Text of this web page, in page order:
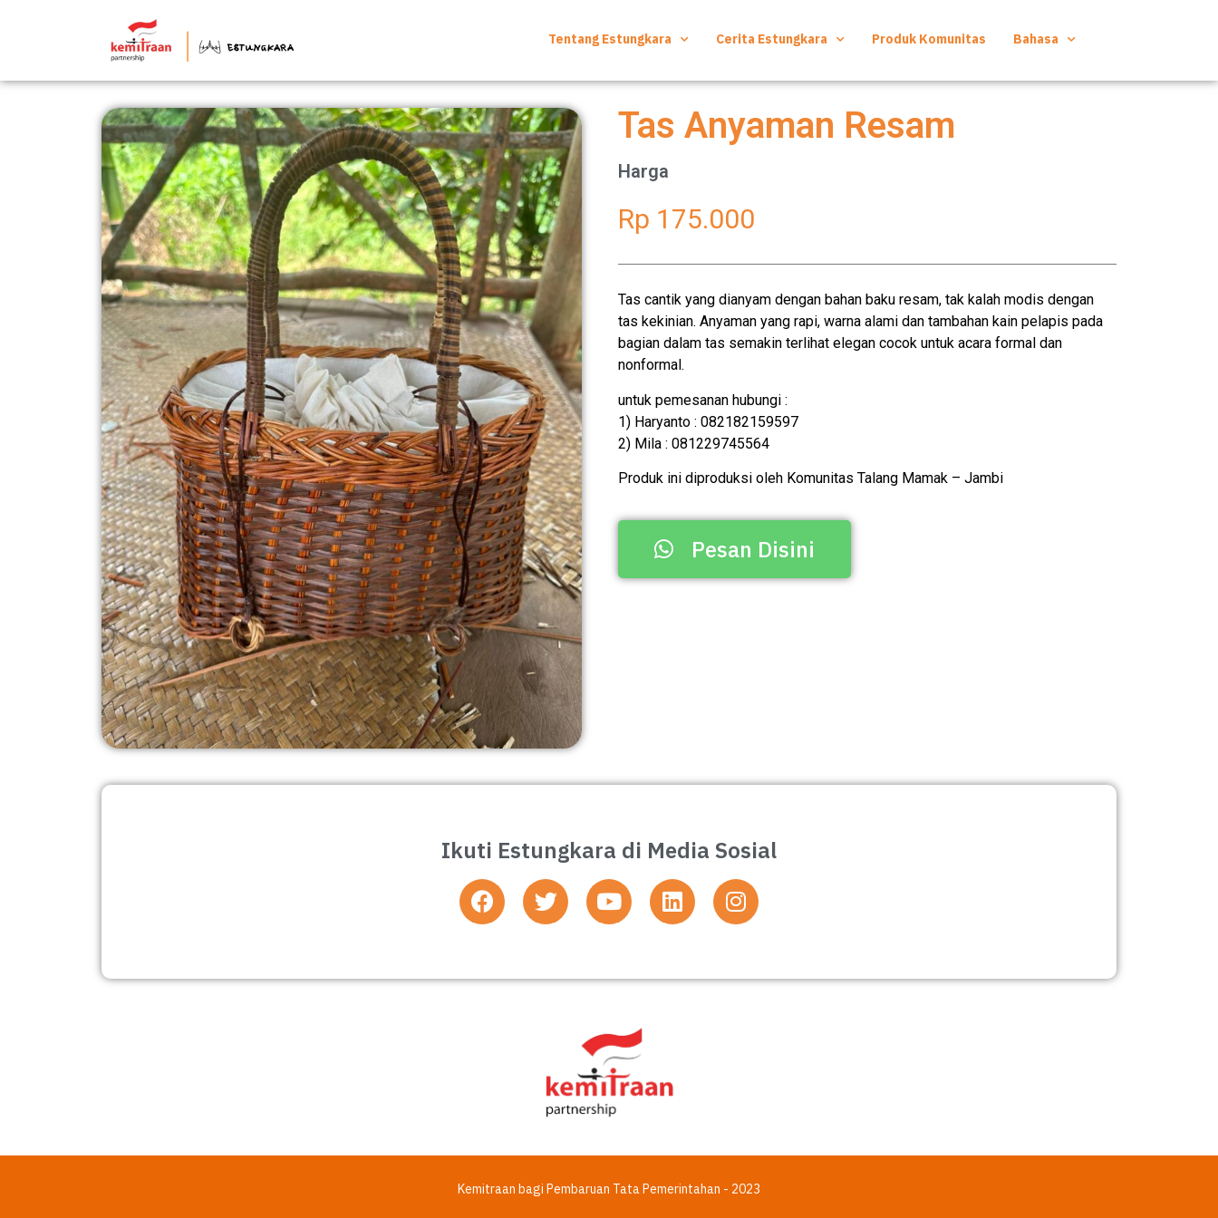
Tentang Estungkara Cerita Estungkara Produk Komunitas Bahasa
Tas Anyaman Resam
Harga
Rp 175.000
Tas cantik yang dianyam dengan bahan baku resam, tak kalah modis dengan
tas kekinian. Anyaman yang rapi, warna alami dan tambahan kain pelapis pada
bagian dalam tas semakin terlihat elegan cocok untuk acara formal dan
nonformal.
untuk pemesanan hubungi :
1) Haryanto : 082182159597
2) Mila : 081229745564
Produk ini diproduksi oleh Komunitas Talang Mamak – Jambi
Pesan Disini
Ikuti Estungkara di Media Sosial
Kemitraan bagi Pembaruan Tata Pemerintahan - 2023